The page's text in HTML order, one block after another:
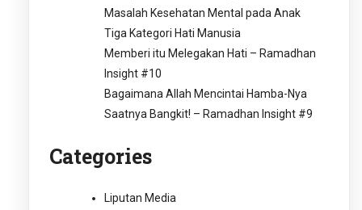
Masalah Kesehatan Mental pada Anak
Tiga Kategori Hati Manusia
Memberi itu Melegakan Hati – Ramadhan
Insight #10
Bagaimana Allah Mencintai Hamba-Nya
Saatnya Bangkit! – Ramadhan Insight #9
Categories
Liputan Media